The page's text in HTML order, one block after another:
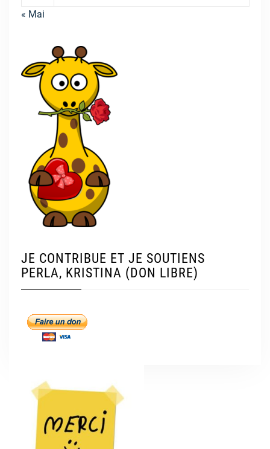
« Mai
JE CONTRIBUE ET JE SOUTIENS
PERLA, KRISTINA (DON LIBRE)